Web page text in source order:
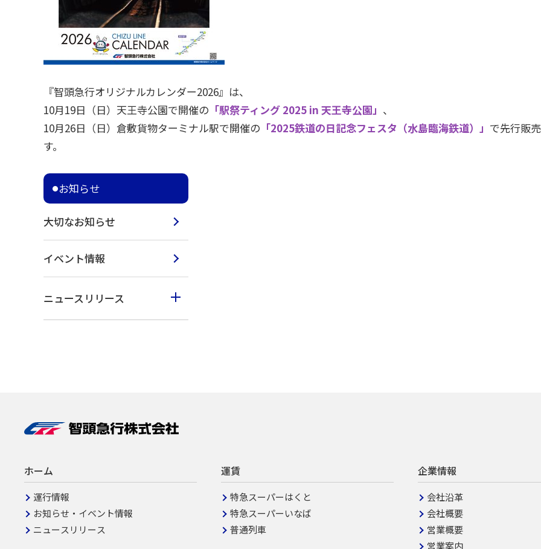
『智頭急行オリジナルカレンダー2026』は、
10月19日（日）天王寺公園で開催の 「駅祭ティング 2025 in 天王寺公園」 、
10月26日（日）倉敷貨物ターミナル駅で開催の 「2025鉄道の日記念フェスタ（水島臨海鉄道）」 で先行販
す。
お知らせ
大切なお知らせ
イベント情報
ニュースリリース
2019年度
ホーム
運行情報
お知らせ・イベント情報
ニュースリリース
運賃
特急スーパーはくと
特急スーパーいなば
普通列車
企業情報
会社沿革
会社概要
営業概要
営業案内